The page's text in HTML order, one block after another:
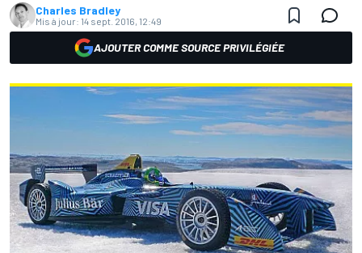
Charles Bradley
Mis à jour: 14 sept. 2016, 12:49
AJOUTER COMME SOURCE PRIVILÉGIÉE